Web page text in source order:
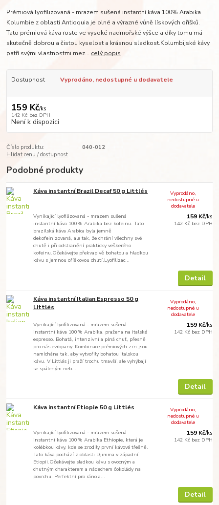
Prémiová lyofilizovaná - mrazem sušená instantní káva 100% Arabika
Kolumbie z oblasti Antioquia je plné a výrazné vůně lískových oříšků.
Tato prémiová káva roste ve vysoké nadmořské výšce a díky tomu má
skutečně dobrou a čistou kyselost a krásnou sladkost.Kolumbijské kávy
patří svými vlastnostmi mez... celý popis
Dostupnost Vyprodáno, nedostupné u dodavatele
159 Kč/ks
142 Kč bez DPH
Není k dispozici
Číslo produktu:
040-012
Hlídat cenu / dostupnost
Podobné produkty
Káva instantní Brazil Decaf 50 g Littlés
Vynikající lyofilizovaná - mrazem sušená
instantní káva 100% Arabika bez kofeinu. Tato
brazilská káva Arabica byla jemně
dekofeinizovaná, ale tak, že chrání všechny své
chutě i při odstranění prakticky veškerého
kofeinu.Očekávejte překvapivě bohatou a hladkou
kávu s jemnou oříškovou chutí.Lyofilizac...
159 Kč/ks
142 Kč bez DPH
Vyprodáno,
nedostupné u
dodavatele
Detail
Káva instantní Italian Espresso 50 g
Littlés
Vynikající lyofilizovaná - mrazem sušená
instantní káva 100% Arabika, pražena na italské
espresso. Bohatá, intenzivní a plná chuť, přesně
pro nás evropany. Kombinace prémiových zrn jsou
namíchána tak, aby vytvořily bohatou italskou
kávu. V Littlés ji praží trochu tmavší, ale vyhýbají
se spáleným neb...
159 Kč/ks
142 Kč bez DPH
Vyprodáno,
nedostupné u
dodavatele
Detail
Káva instantní Etiopie 50 g Littlés
Vynikající lyofilizovaná - mrazem sušená
instantní káva 100% Arabika Ethiopie, která je
kolébkou kávy, kde se zrodily první kávové třešně.
Tato káva pochází z oblasti Djimma v západní
Etiopii.Očekávejte sladkou kávu s ovocným a
chutným charakterem a nádechem čokolády na
povrchu. Perfektní pro ráno a...
159 Kč/ks
142 Kč bez DPH
Vyprodáno,
nedostupné u
dodavatele
Detail